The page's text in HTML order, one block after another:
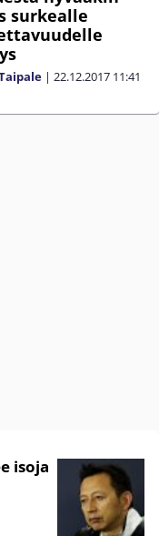
surkealle
| 22.12.2017 11:41
isoja